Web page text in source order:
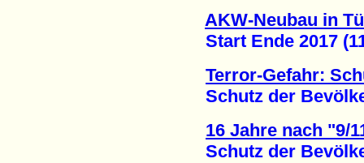
AKW-Neubau in
Start Ende 2017
Terror-Gefahr:
Schutz der
16 Jahre nach "9/
Schutz der